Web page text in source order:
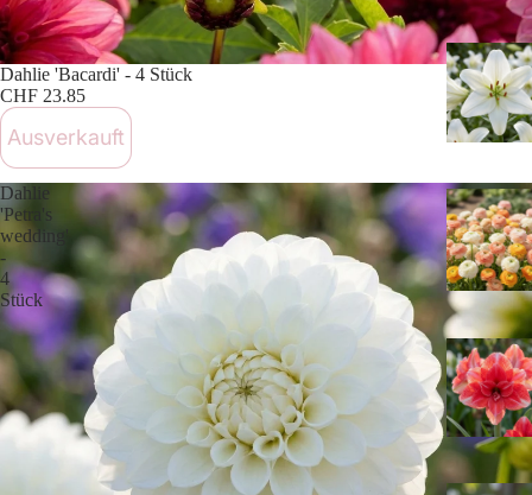
Ausverkauft
Dahlie 'Bacardi' - 4 Stück
CHF 23.85
Ausverkauft
Dahlie
'Petra's
wedding'
-
4
Stück